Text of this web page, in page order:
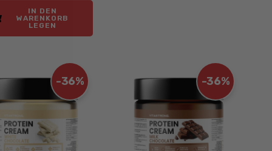
IN DEN
WARENKORB
LEGEN
-36% -36%